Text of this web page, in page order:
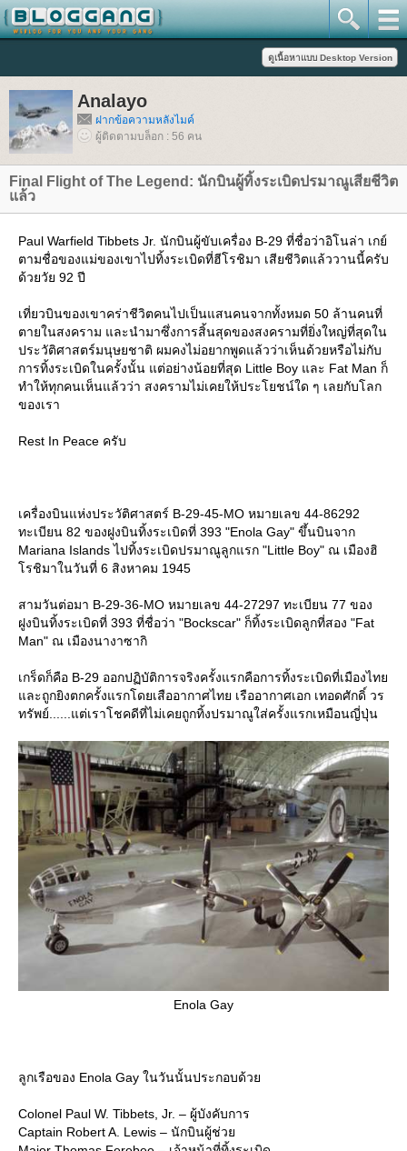
Analayo
ฝากข้อความหลังไมค์
ผู้ติดตามบล็อก : 56 คน
Final Flight of The Legend: นักบินผู้ทิ้งระเบิดปรมาณูเสียชีวิต
ล้ว
Paul Warfield Tibbets Jr. นักบินผู้ขับเครื่อง B-29 ที่ชื่อว่าอิโนล่า เกย์
ตามชื่อของแม่ของเขาไปทิ้งระเบิดที่ฮีโรชิมา เสียชีวิตแล้ววานนี้ครับ
ด้วยวัย 92 ปี
เที่ยวบินของเขาคร่าชีวิตคนไปเป็นแสนคนจากทั้งหมด 50 ล้านคนที่
ตายในสงคราม และนำมาซึ่งการสิ้นสุดของสงครามที่ยิ่งใหญ่ที่สุดใน
ประวัติศาสตร์มนุษยชาติ ผมคงไม่อยากพูดแล้วว่าเห็นด้วยหรือไม่กับ
การทิ้งระเบิดในครั้งนั้น แต่อย่างน้อยที่สุด Little Boy และ Fat Man ก็
ทำให้ทุกคนเห็นแล้วว่า สงครามไม่เคยให้ประโยชน์ใด ๆ เลยกับโลก
ของเรา
Rest In Peace ครับ
เครื่องบินแห่งประวัติศาสตร์ B-29-45-MO หมายเลข 44-86292
ทะเบียน 82 ของฝูงบินทิ้งระเบิดที่ 393 "Enola Gay" ขึ้นบินจาก
Mariana Islands ไปทิ้งระเบิดปรมาณูลูกแรก "Little Boy" ณ เมืองฮิ
รชิมาในวันที่ 6 สิงหาคม 1945
สามวันต่อมา B-29-36-MO หมายเลข 44-27297 ทะเบียน 77 ของ
ฝูงบินทิ้งระเบิดที่ 393 ที่ชื่อว่า "Bockscar" ก็ทิ้งระเบิดลูกที่สอง "Fat
Man" ณ เมืองนางาซากิ
เกร็ดก็คือ B-29 ออกปฏิบัติการจริงครั้งแรกคือการทิ้งระเบิดที่เมืองไท
ละถูกยิงตกครั้งแรกโดยเสืออากาศไทย เรืออากาศเอก เทอดศักดิ์ วร
ทรัพย์......แต่เราโชคดีที่ไม่เคยถูกทิ้งปรมาณูใส่ครั้งแรกเหมือนญี่ปุ่น
Enola Gay
ลูกเรือของ Enola Gay ในวันนั้นประกอบด้ว
Colonel Paul W. Tibbets, Jr. – ผู้บังคับการ
Captain Robert A. Lewis – นักบินผู้ช่ว